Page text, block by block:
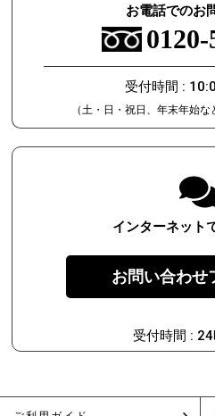
お電話でのお
受付時間 :
（土・日・祝日、年末年始な
インターネット
お問い合わせ
受付時間 :